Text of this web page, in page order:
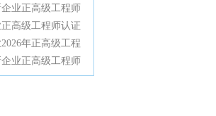
资深专家带你高
业正高级工程师
评审规则与通关
高工职称
高级工程师认证
文、不限学历，
评
年正高级工程
与评审要点全解
业正高级工程师
辅导与评审要点